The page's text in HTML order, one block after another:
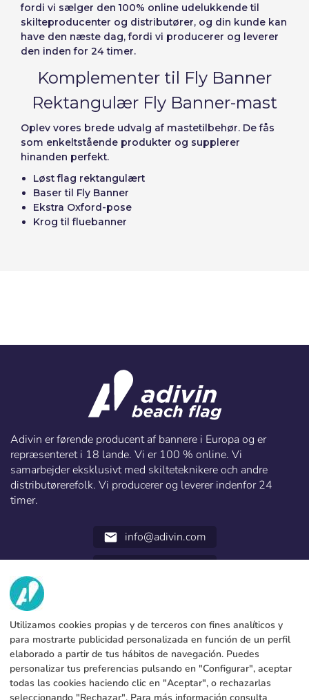
fordi vi sælger den 100% online udelukkende til
skilteproducenter og distributører, og din kunde kan
have den næste dag, fordi vi producerer og leverer
den inden for 24 timer.
Komplementer til Fly Banner
Rektangulær Fly Banner-mast
Oplev vores brede udvalg af mastetilbehør. De fås
som enkeltstående produkter og supplerer
hinanden perfekt.
Løst flag rektangulært
Baser til Fly Banner
Ekstra Oxford-pose
Krog til fluebanner
Adivin er førende producent af bannere i Europa og er
repræsenteret i 18 lande. Vi er 100 % online. Vi
samarbejder eksklusivt med skilteteknikere och andre
distributørerefolk. Vi producerer og leverer indenfor 24
timer.
email info@adivin.com
VI HAR?
Fabrik
Kontakt
Blog
TJENESTER
Betalingsformer
Produktion og forsendelse
JURIDISKE DATA
Juridisk meddelelse
Generelle vilkår og betingelser
Utilizamos cookies propias y de terceros con fines analíticos y
para mostrarte publicidad personalizada en función de un perfil
elaborado a partir de tus hábitos de navegación. Puedes
personalizar tus preferencias pulsando en "Configurar", aceptar
todas las cookies haciendo clic en "Aceptar", o rechazarlas